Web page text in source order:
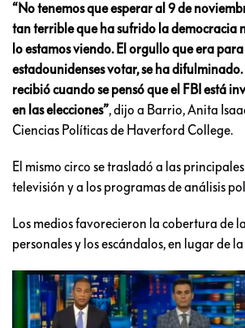
“No tenemos que esperar al 9 de
tan terrible que ha sufrido la democracia
lo estamos viendo. El orgullo que era para
estadounidenses votar, se ha
recibió cuando se pensó que el FBI está
en las elecciones”, dijo a Barrio, Anita
Ciencias Políticas de Haverford College.
El mismo circo se trasladó a las
televisión y a los programas de análisis
Los medios favorecieron la cobertura de
personales y los escándalos, en lugar de